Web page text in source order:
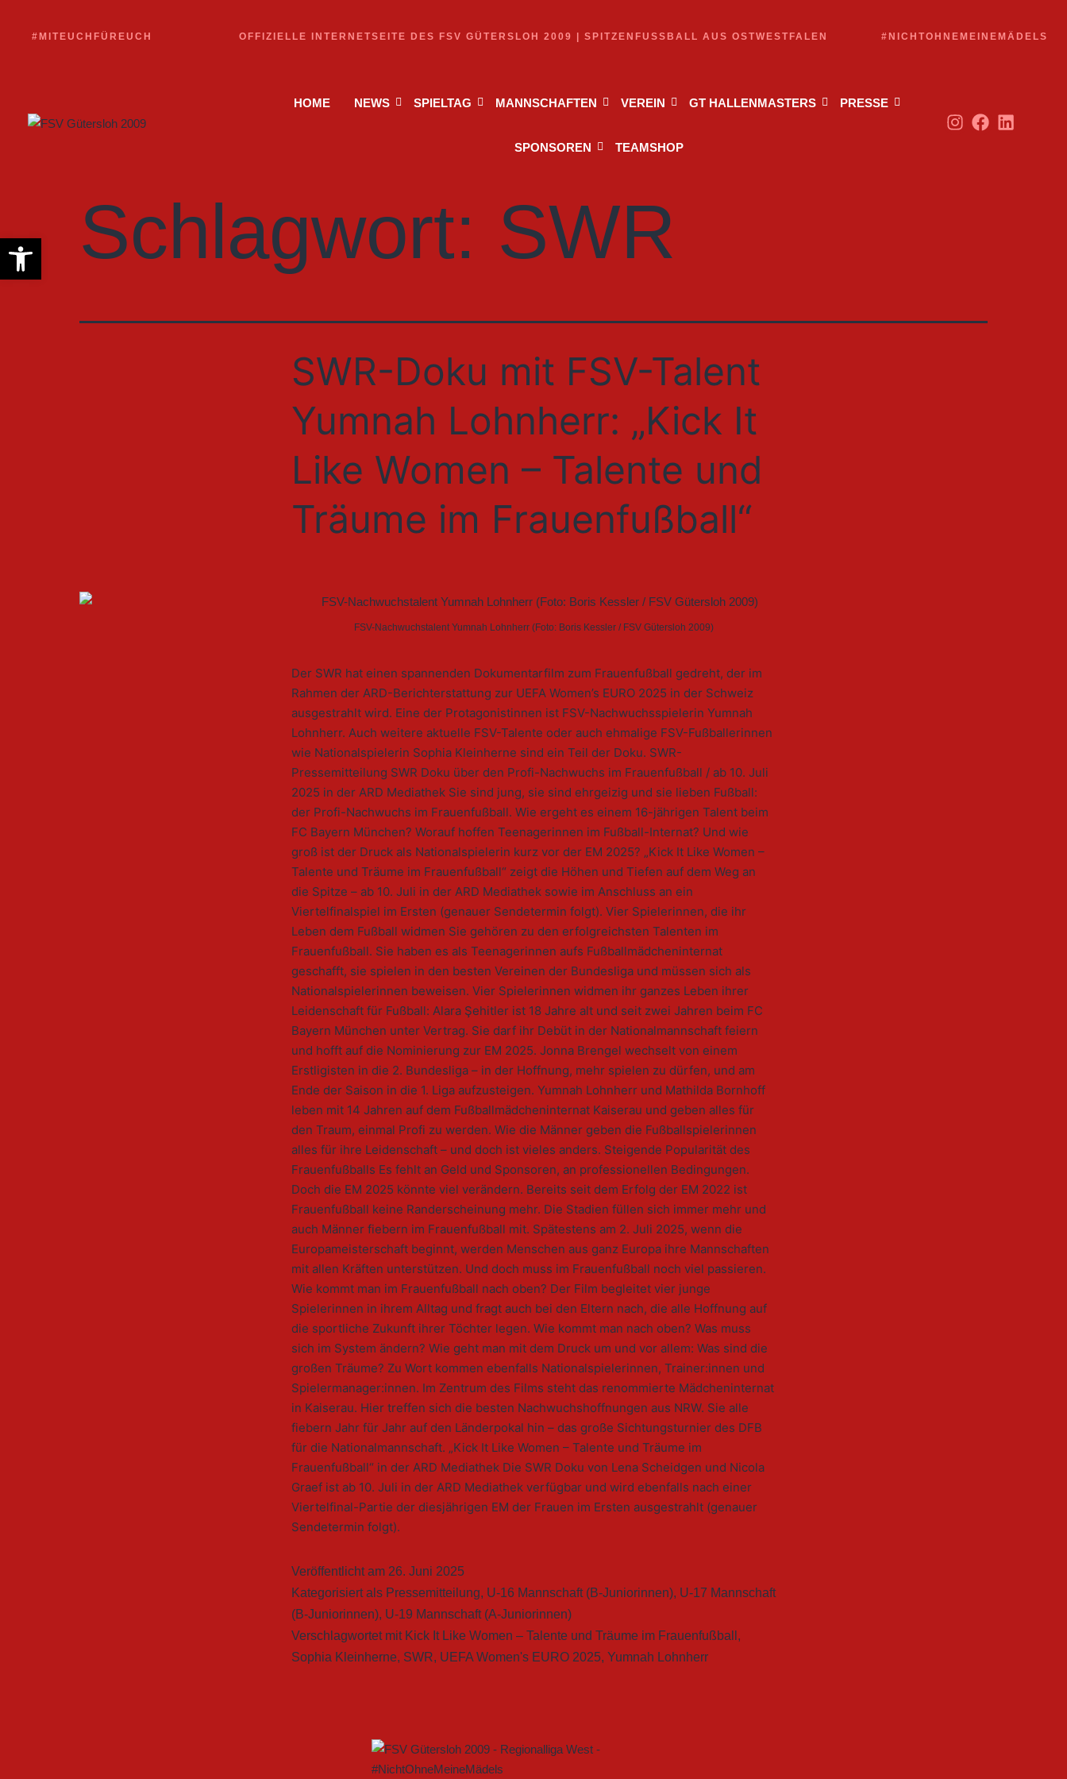
#MITEUCHFÜREUCH OFFIZIELLE INTERNETSEITE DES FSV GÜTERSLOH 2009 | SPITZENFUSSBALL AUS OSTWESTFALEN #NICHTOHNEMEINEMÄDELS
HOME NEWS SPIELTAG MANNSCHAFTEN VEREIN GT HALLENMASTERS PRESSE
SPONSOREN TEAMSHOP
Schlagwort: SWR
SWR-Doku mit FSV-Talent
Yumnah Lohnherr: „Kick It
Like Women – Talente und
Träume im Frauenfußball“
FSV-Nachwuchstalent Yumnah Lohnherr (Foto: Boris Kessler / FSV Gütersloh 2009)
Der SWR hat einen spannenden Dokumentarfilm zum Frauenfußball gedreht, der im
Rahmen der ARD-Berichterstattung zur UEFA Women’s EURO 2025 in der Schweiz
ausgestrahlt wird. Eine der Protagonistinnen ist FSV-Nachwuchsspielerin Yumnah
Lohnherr. Auch weitere aktuelle FSV-Talente oder auch ehmalige FSV-Fußballerinnen
wie Nationalspielerin Sophia Kleinherne sind ein Teil der Doku. SWR-
Pressemitteilung SWR Doku über den Profi-Nachwuchs im Frauenfußball / ab 10. Juli
2025 in der ARD Mediathek Sie sind jung, sie sind ehrgeizig und sie lieben Fußball:
der Profi-Nachwuchs im Frauenfußball. Wie ergeht es einem 16-jährigen Talent beim
FC Bayern München? Worauf hoffen Teenagerinnen im Fußball-Internat? Und wie
groß ist der Druck als Nationalspielerin kurz vor der EM 2025? „Kick It Like Women –
Talente und Träume im Frauenfußball“ zeigt die Höhen und Tiefen auf dem Weg an
die Spitze – ab 10. Juli in der ARD Mediathek sowie im Anschluss an ein
Viertelfinalspiel im Ersten (genauer Sendetermin folgt). Vier Spielerinnen, die ihr
Leben dem Fußball widmen Sie gehören zu den erfolgreichsten Talenten im
Frauenfußball. Sie haben es als Teenagerinnen aufs Fußballmädcheninternat
geschafft, sie spielen in den besten Vereinen der Bundesliga und müssen sich als
Nationalspielerinnen beweisen. Vier Spielerinnen widmen ihr ganzes Leben ihrer
Leidenschaft für Fußball: Alara Şehitler ist 18 Jahre alt und seit zwei Jahren beim FC
Bayern München unter Vertrag. Sie darf ihr Debüt in der Nationalmannschaft feiern
und hofft auf die Nominierung zur EM 2025. Jonna Brengel wechselt von einem
Erstligisten in die 2. Bundesliga – in der Hoffnung, mehr spielen zu dürfen, und am
Ende der Saison in die 1. Liga aufzusteigen. Yumnah Lohnherr und Mathilda Bornhoff
leben mit 14 Jahren auf dem Fußballmädcheninternat Kaiserau und geben alles für
den Traum, einmal Profi zu werden. Wie die Männer geben die Fußballspielerinnen
alles für ihre Leidenschaft – und doch ist vieles anders. Steigende Popularität des
Frauenfußballs Es fehlt an Geld und Sponsoren, an professionellen Bedingungen.
Doch die EM 2025 könnte viel verändern. Bereits seit dem Erfolg der EM 2022 ist
Frauenfußball keine Randerscheinung mehr. Die Stadien füllen sich immer mehr und
auch Männer fiebern im Frauenfußball mit. Spätestens am 2. Juli 2025, wenn die
Europameisterschaft beginnt, werden Menschen aus ganz Europa ihre Mannschaften
mit allen Kräften unterstützen. Und doch muss im Frauenfußball noch viel passieren.
Wie kommt man im Frauenfußball nach oben? Der Film begleitet vier junge
Spielerinnen in ihrem Alltag und fragt auch bei den Eltern nach, die alle Hoffnung auf
die sportliche Zukunft ihrer Töchter legen. Wie kommt man nach oben? Was muss
sich im System ändern? Wie geht man mit dem Druck um und vor allem: Was sind die
großen Träume? Zu Wort kommen ebenfalls Nationalspielerinnen, Trainer:innen und
Spielermanager:innen. Im Zentrum des Films steht das renommierte Mädcheninternat
in Kaiserau. Hier treffen sich die besten Nachwuchshoffnungen aus NRW. Sie alle
fiebern Jahr für Jahr auf den Länderpokal hin – das große Sichtungsturnier des DFB
für die Nationalmannschaft. „Kick It Like Women – Talente und Träume im
Frauenfußball“ in der ARD Mediathek Die SWR Doku von Lena Scheidgen und Nicola
Graef ist ab 10. Juli in der ARD Mediathek verfügbar und wird ebenfalls nach einer
Viertelfinal-Partie der diesjährigen EM der Frauen im Ersten ausgestrahlt (genauer
Sendetermin folgt).
Veröffentlicht am 26. Juni 2025
Kategorisiert als Pressemitteilung, U-16 Mannschaft (B-Juniorinnen), U-17 Mannschaft
(B-Juniorinnen), U-19 Mannschaft (A-Juniorinnen)
Verschlagwortet mit Kick It Like Women – Talente und Träume im Frauenfußball ,
Sophia Kleinherne, SWR, UEFA Women's EURO 2025, Yumnah Lohnherr
Werkzeugleiste öffnen